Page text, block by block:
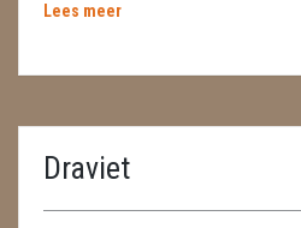
CADEAUBONNEN
DIERTJES
DIVERSE
ENGELEN
Lees meer
Draviet